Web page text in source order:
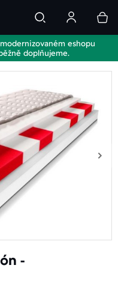
eshopu
doplňujeme.
-